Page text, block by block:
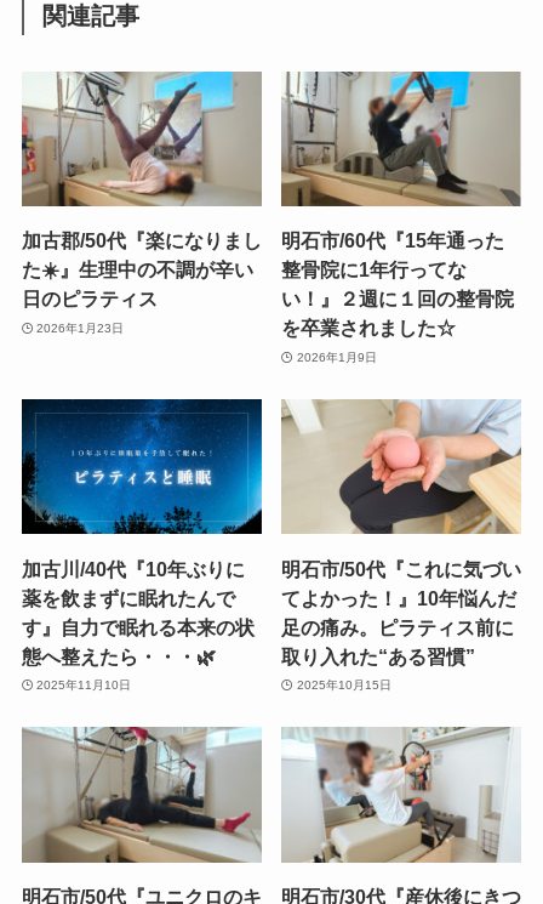
関連記事
加古郡/50代『楽になりまし
た☀️』生理中の不調が辛い
日のピラティス
2026年1月23日
明石市/60代『15年通った
整骨院に1年行ってな
い！』２週に１回の整骨院
を卒業されました☆
2026年1月9日
加古川/40代『10年ぶりに
薬を飲まずに眠れたんで
す』自力で眠れる本来の状
態へ整えたら・・・🌿
2025年11月10日
明石市/50代『これに気づい
てよかった！』10年悩んだ
足の痛み。ピラティス前に
取り入れた“ある習慣”
2025年10月15日
明石市/50代『ユニクロのキ 明石市/30代『産休後にきつ